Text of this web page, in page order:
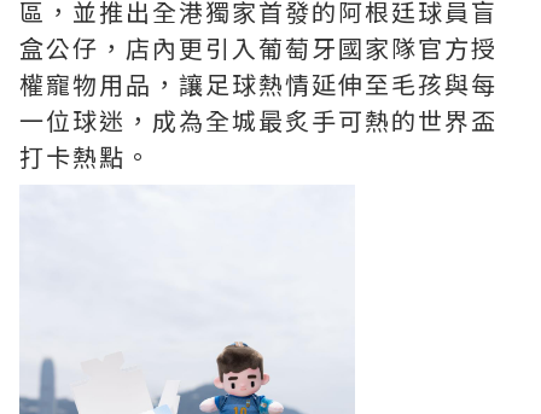
區，並推出全港獨家首發的阿根廷球員盲
盒公仔，店內更引入葡萄牙國家隊官方授
權寵物用品，讓足球熱情延伸至毛孩與每
一位球迷，成為全城最炙手可熱的世界盃
打卡熱點。